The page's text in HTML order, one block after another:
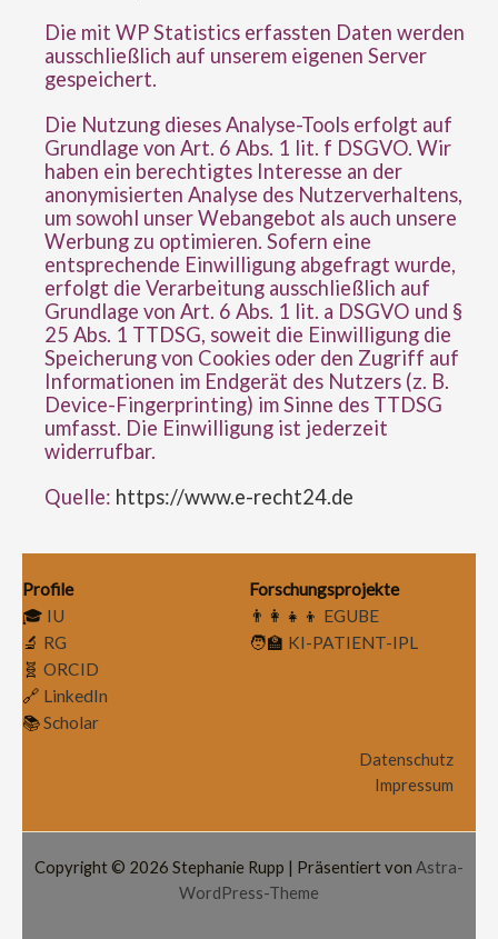
Die mit WP Statistics erfassten Daten werden
ausschließlich auf unserem eigenen Server
gespeichert.
Die Nutzung dieses Analyse-Tools erfolgt auf
Grundlage von Art. 6 Abs. 1 lit. f DSGVO. Wir
haben ein berechtigtes Interesse an der
anonymisierten Analyse des Nutzerverhaltens,
um sowohl unser Webangebot als auch unsere
Werbung zu optimieren. Sofern eine
entsprechende Einwilligung abgefragt wurde,
erfolgt die Verarbeitung ausschließlich auf
Grundlage von Art. 6 Abs. 1 lit. a DSGVO und §
25 Abs. 1 TTDSG, soweit die Einwilligung die
Speicherung von Cookies oder den Zugriff auf
Informationen im Endgerät des Nutzers (z. B.
Device-Fingerprinting) im Sinne des TTDSG
umfasst. Die Einwilligung ist jederzeit
widerrufbar.
Quelle: https://www.e-recht24.de
Profile
🎓 IU
🔬 RG
🧬 ORCID
🔗 LinkedIn
📚Scholar
Forschungsprojekte
👨‍👩‍👧‍👦 EGUBE
🧑‍🏫 KI-PATIENT-IPL
Datenschutz
Impressum
Copyright © 2026 Stephanie Rupp | Präsentiert von Astra-
WordPress-Theme